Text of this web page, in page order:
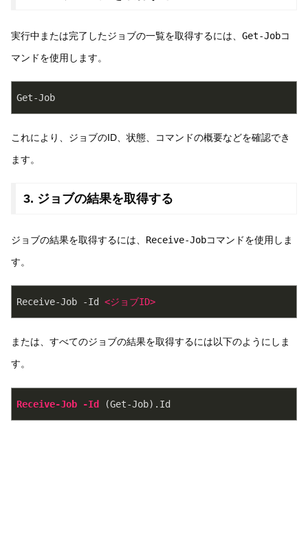
実行中または完了したジョブの一覧を取得するには、 Get-Jobコ
マンドを使用します。
Get-Job
これにより、ジョブのID、状態、コマンドの概要などを確認でき
ます。
3. ジョブの結果を取得する
ジョブの結果を取得するには、 Receive-Jobコマンドを使用しま
す。
Receive-Job -Id <ジョブID>
または、すべてのジョブの結果を取得するには以下のようにしま
す。
Receive-Job -Id (Get-Job) .Id